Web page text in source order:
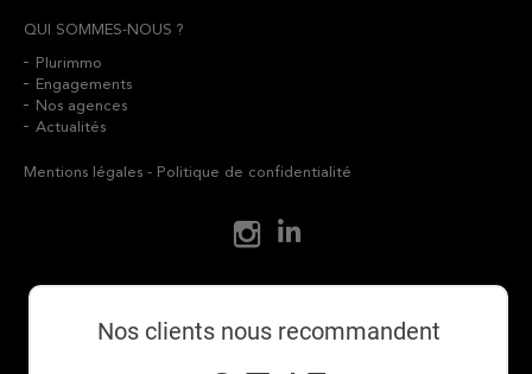
QUI SOMMES-NOUS ?
Plurimmo
Engagements
Nos agences
Actualités
Mentions légales - Politique de confidentialité
Nos clients nous recommandent